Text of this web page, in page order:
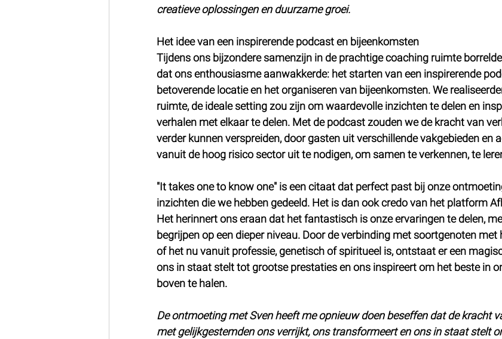
creatieve oplossingen en duurzame groei.
Het idee van een inspirerende podcast en bijeenkomsten
Tijdens ons bijzondere samenzijn in de prachtige coaching ruimte
dat ons enthousiasme aanwakkerde: het starten van een inspirerende
betoverende locatie en het organiseren van bijeenkomsten. We
ruimte, de ideale setting zou zijn om waardevolle inzichten te delen en
verhalen met elkaar te delen. Met de podcast zouden we de kracht van
verder kunnen verspreiden, door gasten uit verschillende vakgebieden en
vanuit de hoog risico sector uit te nodigen, om samen te verkennen, te
"It takes one to know one" is een citaat dat perfect past bij onze
inzichten die we hebben gedeeld. Het is dan ook credo van het platform
Het herinnert ons eraan dat het fantastisch is onze ervaringen te delen,
begrijpen op een dieper niveau. Door de verbinding met soortgenoten met
of het nu vanuit professie, genetisch of spiritueel is, ontstaat er een
ons in staat stelt tot grootse prestaties en ons inspireert om het beste in
boven te halen.
De ontmoeting met Sven heeft me opnieuw doen beseffen dat de kracht
met gelijkgestemden ons verrijkt, ons transformeert en ons in staat stelt